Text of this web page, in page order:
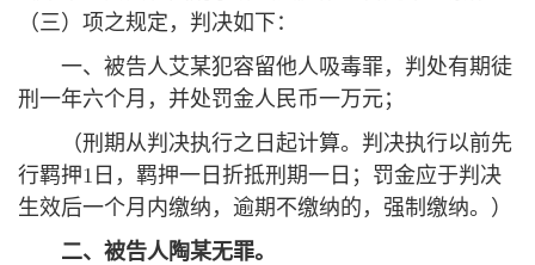
（三）项之规定，判决如下：
一、被告人艾某犯容留他人吸毒罪，判处有期徒
刑一年六个月，并处罚金人民币一万元；
（刑期从判决执行之日起计算。判决执行以前先
行羁押1日，羁押一日折抵刑期一日；罚金应于判决
生效后一个月内缴纳，逾期不缴纳的，强制缴纳。）
二、被告人陶某无罪。